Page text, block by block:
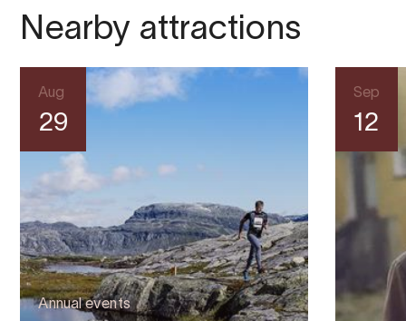
Nearby attractions
Aug
29
Annual events
Sep
12